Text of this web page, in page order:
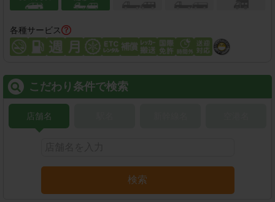
各種サービス
こだわり条件で検索
店舗名
検索